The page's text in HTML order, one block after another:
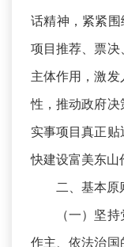
话精神，紧紧围
项目推荐、票
主体作用，激
性，推动政府
实事项目真正
快建设富美东山
二、基本原
（一）坚持
作主、依法治